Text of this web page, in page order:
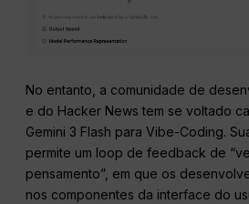
No entanto, a comunidade de
e do Hacker News tem se voltado
Gemini 3 Flash para Vibe-Coding.
permite um loop de feedback de
pensamento”, em que os
nos componentes da interface do